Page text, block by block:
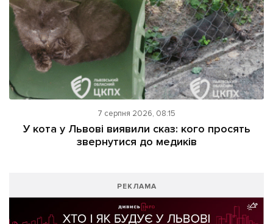
7 серпня 2026, 08:15
У кота у Львові виявили сказ: кого просять
звернутися до медиків
РЕКЛАМА